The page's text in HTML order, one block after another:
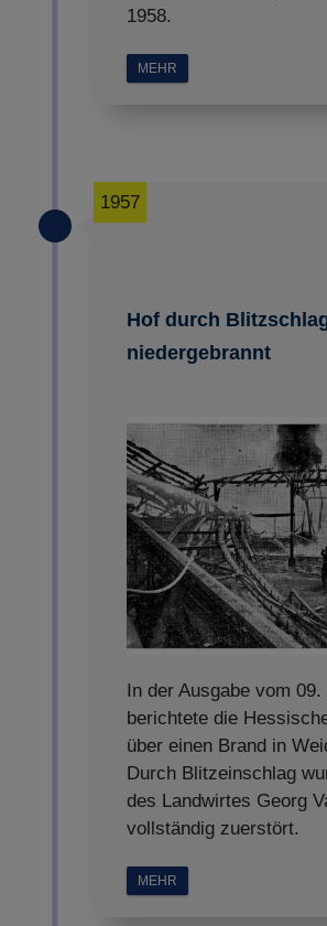
1958.
MEHR
Hof durch
niedergebrannt
1957
In der Ausgabe vom
berichtete die
über einen Brand in
Durch Blitzeinschlag
des Landwirtes Georg
vollständig zuerstört.
MEHR